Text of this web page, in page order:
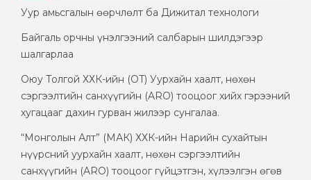
Уур амьсгалын өөрчлөлт ба Дижитал технологи
Байгаль орчны үнэлгээний салбарын шилдэгээр
шалгарлаа
Оюу Толгой ХХК-ийн (OT) Уурхайн хаалт, нөхөн
сэргээлтийн санхүүгийн (ARO) тооцоог хийх гэрээний
хугацааг дахин гурван жилээр сунгалаа.
“Монголын Алт” (МАК) ХХК-ийн Нарийн сухайтын
нүүрсний уурхайн хаалт, нөхөн сэргээлтийн
санхүүгийн (ARO) тооцоог гүйцэтгэн, хүлээлгэн өгөв